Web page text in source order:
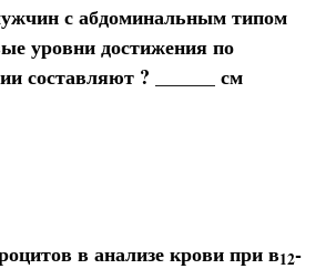
с абдоминальным типом
уровни достижения по
составляют ? ______ см
в анализе крови при в12-